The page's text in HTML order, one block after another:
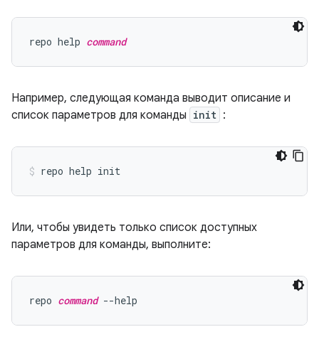
repo help command
Например, следующая команда выводит описание и
список параметров для команды init :
Или, чтобы увидеть только список доступных
параметров для команды, выполните:
repo command